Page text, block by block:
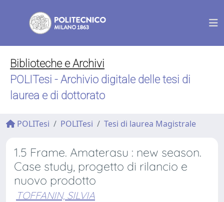
Biblioteche e Archivi
POLITesi - Archivio digitale delle tesi di
laurea e di dottorato
POLITesi POLITesi Tesi di laurea Magistrale
1.5 Frame. Amaterasu : new season.
Case study, progetto di rilancio e
nuovo prodotto
TOFFANIN, SILVIA